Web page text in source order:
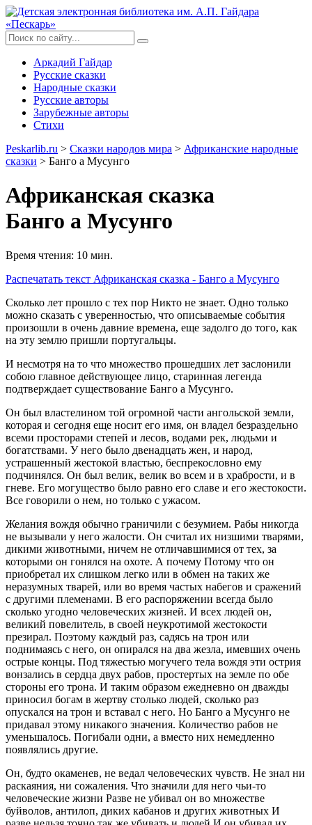
Аркадий Гайдар
Русские сказки
Народные сказки
Русские авторы
Зарубежные авторы
Стихи
Peskarlib.ru > Сказки народов мира > Африканские народные
сказки > Банго а Мусунго
Африканская сказка
Банго а Мусунго
Время чтения: 10 мин.
Распечатать текст Африканская сказка - Банго а Мусунго
Сколько лет прошло с тех пор Никто не знает. Одно только
можно сказать с уверенностью, что описываемые события
произошли в очень давние времена, еще задолго до того, как
на эту землю пришли португальцы.
И несмотря на то что множество прошедших лет заслонили
собою главное действующее лицо, старинная легенда
подтверждает существование Банго а Мусунго.
Он был властелином той огромной части ангольской земли,
которая и сегодня еще носит его имя, он владел безраздельно
всеми просторами степей и лесов, водами рек, людьми и
богатствами. У него было двенадцать жен, и народ,
устрашенный жестокой властью, беспрекословно ему
подчинялся. Он был велик, велик во всем и в храбрости, и в
гневе. Его могущество было равно его славе и его жестокости.
Все говорили о нем, но только с ужасом.
Желания вождя обычно граничили с безумием. Рабы никогда
не вызывали у него жалости. Он считал их низшими тварями,
дикими животными, ничем не отличавшимися от тех, за
которыми он гонялся на охоте. А почему Потому что он
приобретал их слишком легко или в обмен на таких же
неразумных тварей, или во время частых набегов и сражений
с другими племенами. В его распоряжении всегда было
сколько угодно человеческих жизней. И всех людей он,
великий повелитель, в своей неукротимой жестокости
презирал. Поэтому каждый раз, садясь на трон или
поднимаясь с него, он опирался на два жезла, имевших очень
острые концы. Под тяжестью могучего тела вождя эти острия
вонзались в сердца двух рабов, простертых на земле по обе
стороны его трона. И таким образом ежедневно он дважды
приносил богам в жертву столько людей, сколько раз
опускался на трон и вставал с него. Но Банго а Мусунго не
придавал этому никакого значения. Количество рабов не
уменьшалось. Погибали одни, а вместо них немедленно
появлялись другие.
Он, будто окаменев, не ведал человеческих чувств. Не знал ни
раскаяния, ни сожаления. Что значили для него чьи-то
человеческие жизни Разве не убивал он во множестве
буйволов, антилоп, диких кабанов и других животных И